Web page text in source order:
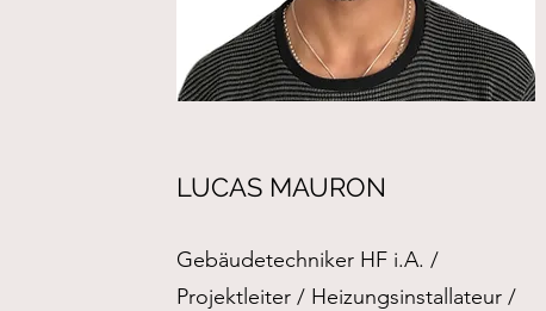
LUCAS MAURON
Gebäudetechniker HF i.A. /
Projektleiter / Heizungsinstallateur /